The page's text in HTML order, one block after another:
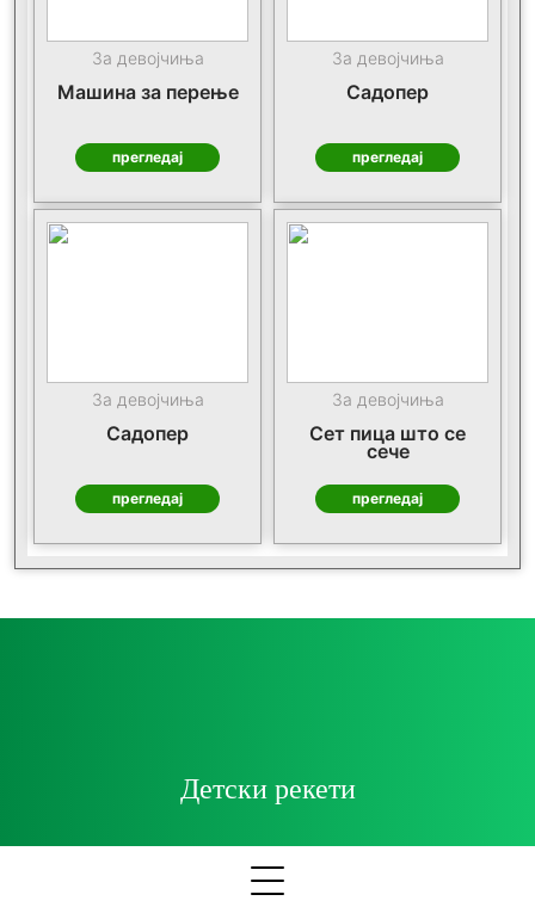
За девојчиња
Машина за перење
прегледај
За девојчиња
Садопер
прегледај
За девојчиња
Садопер
прегледај
За девојчиња
Сет пица што се
сече
прегледај
Детски рекети